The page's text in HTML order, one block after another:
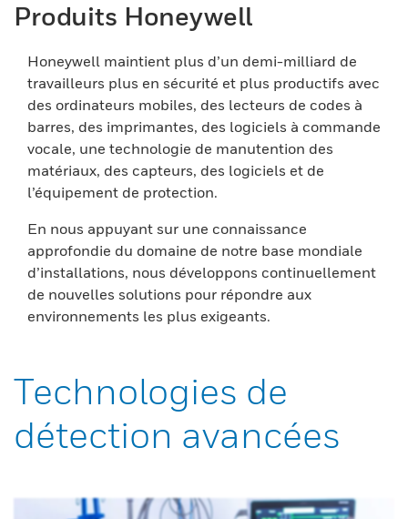
Produits Honeywell
Honeywell maintient plus d’un demi-milliard de
travailleurs plus en sécurité et plus productifs avec
des ordinateurs mobiles, des lecteurs de codes à
barres, des imprimantes, des logiciels à commande
vocale, une technologie de manutention des
matériaux, des capteurs, des logiciels et de
l’équipement de protection.
En nous appuyant sur une connaissance
approfondie du domaine de notre base mondiale
d’installations, nous développons continuellement
de nouvelles solutions pour répondre aux
environnements les plus exigeants.
Technologies de
détection avancées